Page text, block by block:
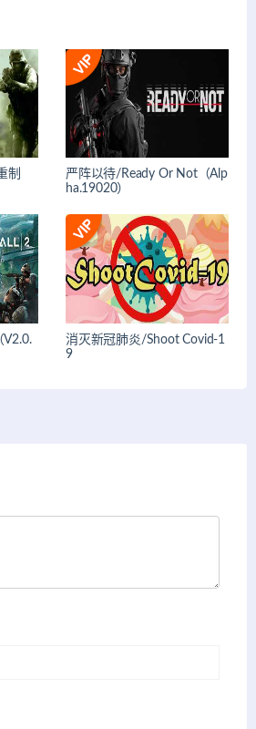
制
严阵以待/Ready Or Not（Alp
ha.19020）
消灭新冠肺炎/Shoot Covid-1
9